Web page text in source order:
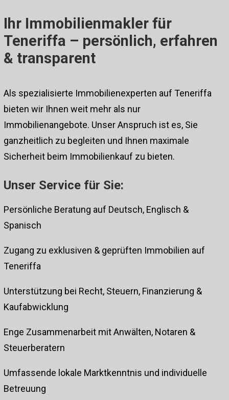
Ihr Immobilienmakler für
Teneriffa – persönlich, erfahren
& transparent
Als spezialisierte Immobilienexperten auf Teneriffa
bieten wir Ihnen weit mehr als nur
Immobilienangebote. Unser Anspruch ist es, Sie
ganzheitlich zu begleiten und Ihnen maximale
Sicherheit beim Immobilienkauf zu bieten.
Unser Service für Sie:
Persönliche Beratung auf Deutsch, Englisch &
Spanisch
Zugang zu exklusiven & geprüften Immobilien auf
Teneriffa
Unterstützung bei Recht, Steuern, Finanzierung &
Kaufabwicklung
Enge Zusammenarbeit mit Anwälten, Notaren &
Steuerberatern
Umfassende lokale Marktkenntnis und individuelle
Betreuung